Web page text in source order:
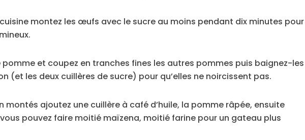
montez les œufs avec le sucre au moins pendant dix minutes pour
pomme et coupez en tranches fines les autres pommes puis baignez-les
(et les deux cuillères de sucre) pour qu’elles ne noircissent pas.
montés ajoutez une cuillère à café d’huile, la pomme râpée, ensuite
pouvez faire moitié maïzena, moitié farine pour un gateau plus